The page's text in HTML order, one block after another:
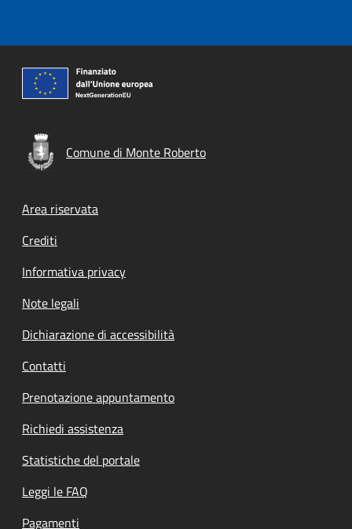
Comune di Monte Roberto
Footer menu
Area riservata
Crediti
Informativa privacy
Note legali
Dichiarazione di accessibilità
Contatti
Prenotazione appuntamento
Richiedi assistenza
Statistiche del portale
Leggi le FAQ
Pagamenti